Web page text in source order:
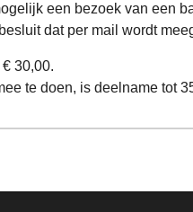
een bezoek van een
dat per mail wordt
30,00.
te doen, is deelname tot